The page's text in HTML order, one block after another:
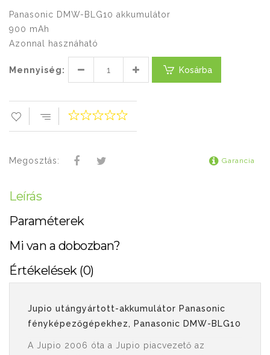
Panasonic DMW-BLG10 akkumulátor
900 mAh
Azonnal hasznáható
Mennyiség: Kosárba
Megosztás: Garancia
Leírás
Paraméterek
Mi van a dobozban?
Értékelések (0)
Jupio utángyártott-akkumulátor Panasonic
fényképezőgépekhez, Panasonic DMW-BLG10
A Jupio 2006 óta a Jupio piacvezető az